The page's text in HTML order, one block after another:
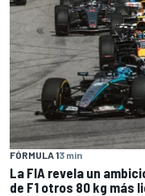
FÓRMULA 13 min
La FIA revela un
de F1 otros 80 kg más